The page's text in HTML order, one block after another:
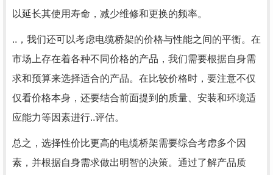
以延长其使用寿命，减少维修和更换的频率。
..，我们还可以考虑电缆桥架的价格与性能之间的平衡。在
市场上存在着各种不同价格的产品，我们需要根据自身需
求和预算来选择适合的产品。在比较价格时，要注意不仅
仅看价格本身，还要结合前面提到的质量、安装和环境适
应能力等因素进行..评估。
总之，选择性价比更高的电缆桥架需要综合考虑多个因
素，并根据自身需求做出明智的决策。通过了解产品质